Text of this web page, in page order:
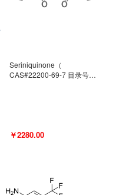
Seriniquinone（
CAS#22200-69-7 目录号
￥2280.00